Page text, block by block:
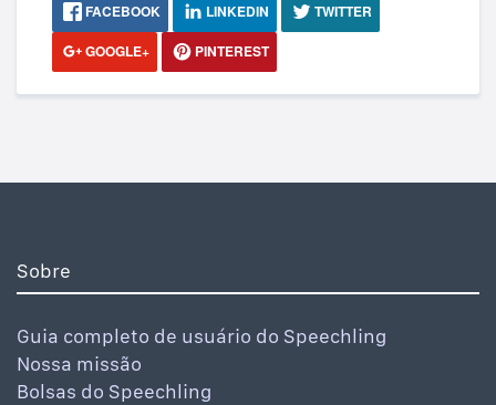
FACEBOOK LINKEDIN
TWITTER
GOOGLE+
PINTEREST
Sobre
Guia completo de usuário do Speechling
Nossa missão
Bolsas do Speechling